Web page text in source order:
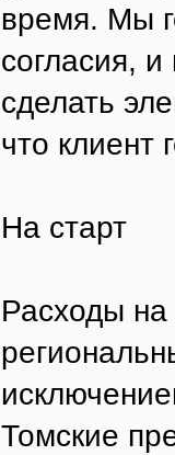
время. Мы
согласия,
сделать
что клиент
На старт
Расходы на
Томские